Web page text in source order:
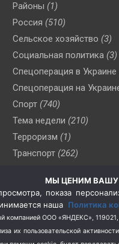
Районы (1)
Россия (510)
Сельское хозяйство (3)
Социальная политика (3)
Спецоперация в Украине
Спецоперация на
Спорт (740)
Тема недели (210)
Терроризм (1)
Транспорт (262)
(76)
Цены (2)
Школа и спорт (2)
Экология (8)
МЫ ЦЕНИМ ВАШУ
показа
наша Политика
компанией ООО «ЯНДЕКС»,
их пользовательской